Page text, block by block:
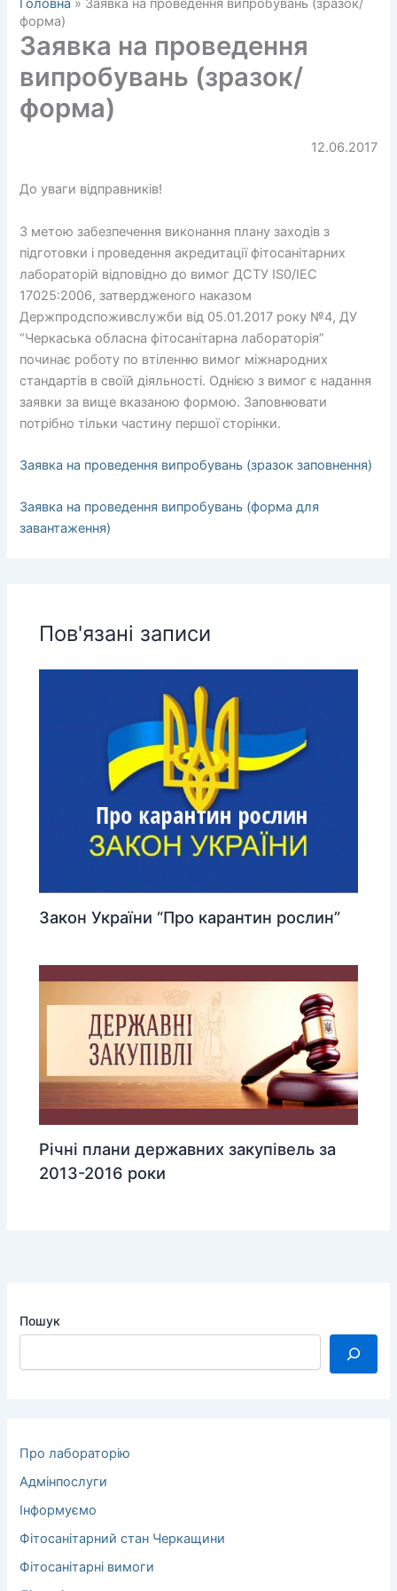
Головна » Заявка на проведення випробувань (зразок/
форма)
Заявка на проведення
випробувань (зразок/
форма)
12.06.2017
До уваги відправників!
З метою забезпечення виконання плану заходів з
підготовки і проведення акредитації фітосанітарних
лабораторій відповідно до вимог ДСТУ ІS0/IЕС
17025:2006, затвердженого наказом
Держпродспоживслужби від 05.01.2017 року №4, ДУ
“Черкаська обласна фітосанітарна лабораторія”
починає роботу по втіленню вимог міжнародних
стандартів в своїй діяльності. Однією з вимог є надання
заявки за вище вказаною формою. Заповнювати
потрібно тільки частину першої сторінки.
Заявка на проведення випробувань (зразок заповнення)
Заявка на проведення випробувань (форма для
завантаження)
Пов'язані записи
Закон України “Про карантин рослин”
Річні плани державних закупівель за
2013-2016 роки
Пошук
Про лабораторію
Адмінпослуги
Інформуємо
Фітосанітарний стан Черкащини
Фітосанітарні вимоги